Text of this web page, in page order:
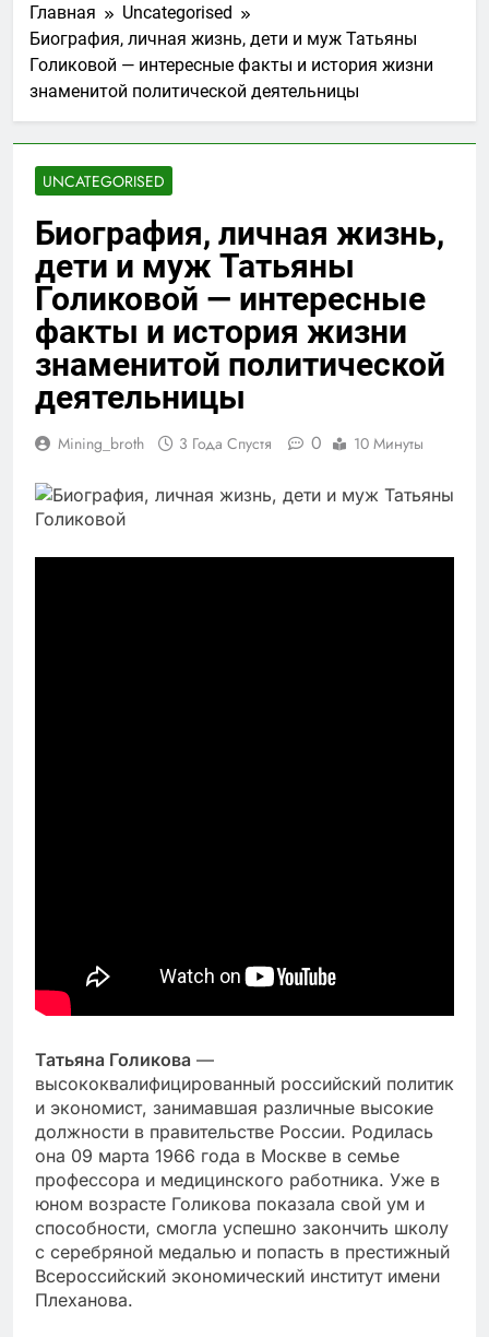
Главная
Uncategorised
Биография, личная жизнь, дети и муж Татьяны
Голиковой — интересные факты и история жизни
знаменитой политической деятельницы
UNCATEGORISED
Биография, личная жизнь,
дети и муж Татьяны
Голиковой — интересные
факты и история жизни
знаменитой политической
деятельницы
Mining_broth 3 Года Спустя 0 10 Минуты
Татьяна Голикова —
высококвалифицированный российский политик
и экономист, занимавшая различные высокие
должности в правительстве России. Родилась
она 09 марта 1966 года в Москве в семье
профессора и медицинского работника. Уже в
юном возрасте Голикова показала свой ум и
способности, смогла успешно закончить школу
с серебряной медалью и попасть в престижный
Всероссийский экономический институт имени
Плеханова.